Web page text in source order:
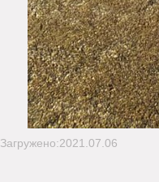
Загружено:2021.07.06